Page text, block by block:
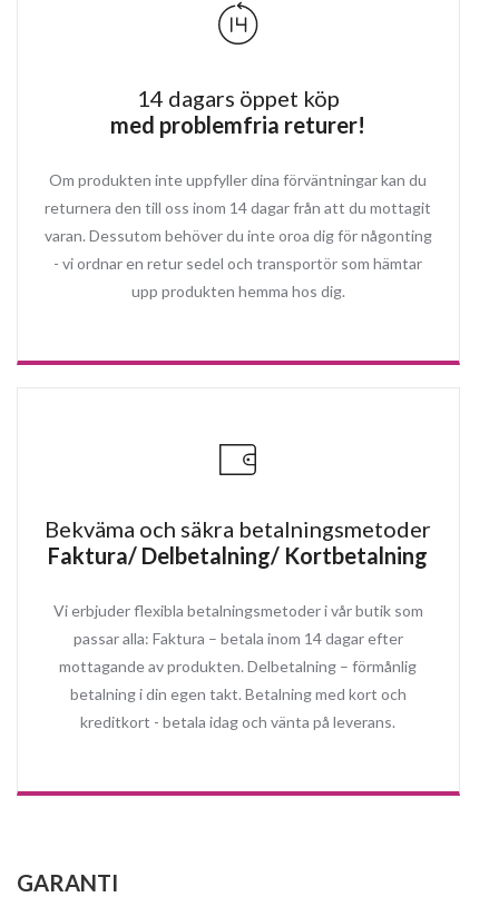
14 dagars öppet köp
med problemfria returer!
Om produkten inte uppfyller dina förväntningar kan du
returnera den till oss inom 14 dagar från att du mottagit
varan. Dessutom behöver du inte oroa dig för någonting
- vi ordnar en retur sedel och transportör som hämtar
upp produkten hemma hos dig.
Bekväma och säkra betalningsmetoder
Faktura/ Delbetalning/ Kortbetalning
Vi erbjuder flexibla betalningsmetoder i vår butik som
passar alla: Faktura – betala inom 14 dagar efter
mottagande av produkten. Delbetalning – förmånlig
betalning i din egen takt. Betalning med kort och
kreditkort - betala idag och vänta på leverans.
GARANTI